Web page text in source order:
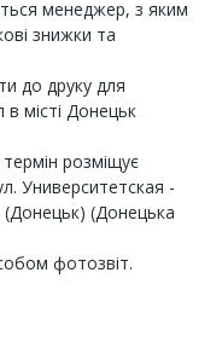
менеджер, з яким
знижки та
до друку для
в місті Донецьк
розміщує
Университетская -
(Донецьк) (Донецька
фотозвіт.